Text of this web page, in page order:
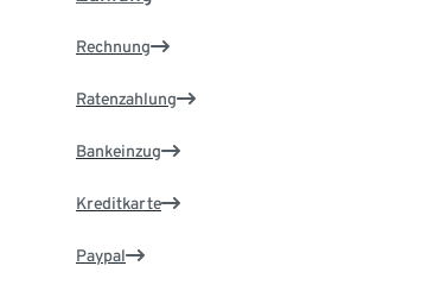
Rechnung
Ratenzahlung
Bankeinzug
Kreditkarte
Paypal